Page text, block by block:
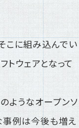
こに組み込んでい
トウェアとなって
ようなオープンソ
事例は今後も増え